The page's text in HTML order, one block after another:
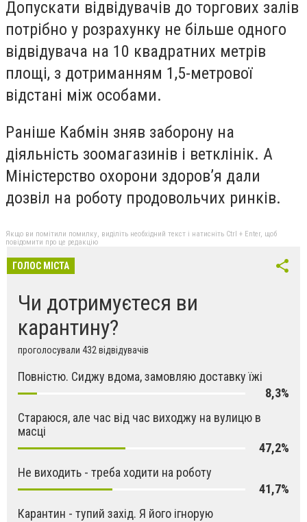
Допускати відвідувачів до торгових залів
потрібно у розрахунку не більше одного
відвідувача на 10 квадратних метрів
площі, з дотриманням 1,5-метрової
відстані між особами.
Раніше Кабмін зняв заборону на
діяльність зоомагазинів і ветклінік. А
Міністерство охорони здоров’я дали
дозвіл на роботу продовольчих ринків.
Якщо ви помітили помилку, виділіть необхідний текст і натисніть Ctrl + Enter, щоб
повідомити про це редакцію
ГОЛОС МІСТА
Чи дотримуєтеся ви
карантину?
проголосували 432 відвідувачів
Повністю. Сиджу вдома, замовляю доставку їжі
8,3%
Стараюся, але час від час виходжу на вулицю в
масці
47,2%
Не виходить - треба ходити на роботу
41,7%
Карантин - тупий захід. Я його ігнорую